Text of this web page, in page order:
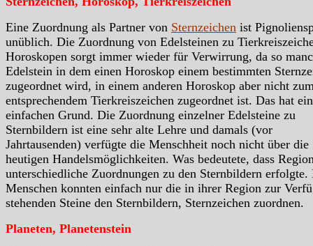
Eine Zuordnung als Partner von Sternzeichen ist
unüblich. Die Zuordnung von Edelsteinen zu
Horoskopen sorgt immer wieder für Verwirrung, da so
Edelstein in dem einen Horoskop einem bestimmten
zugeordnet wird, in einem anderen Horoskop aber nicht
entsprechendem Tierkreiszeichen zugeordnet ist. Das hat
einfachen Grund. Die Zuordnung einzelner Edelsteine zu
Sternbildern ist eine sehr alte Lehre und damals (vor
Jahrtausenden) verfügte die Menschheit noch nicht über die
heutigen Handelsmöglichkeiten. Was bedeutete, dass
unterschiedliche Zuordnungen zu den Sternbildern erfolgte.
Menschen konnten einfach nur die in ihrer Region zur
stehenden Steine den Sternbildern, Sternzeichen zuordnen.
Planeten, Planetenstein